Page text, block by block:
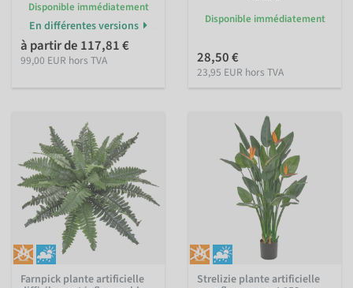
Disponible immédiatement
En différentes versions
à partir de 117,81 €
99,00 EUR hors TVA
Disponible immédiatement
28,50 €
23,95 EUR hors TVA
Farnpick plante artificielle Strelizie plante artificielle